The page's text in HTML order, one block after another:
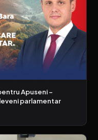
Apuseni –
parlamentar